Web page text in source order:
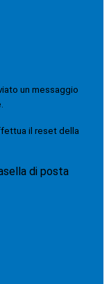
un messaggio
il reset della
di posta